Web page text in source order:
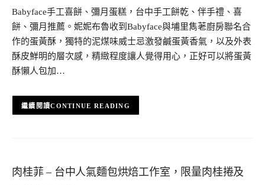
Babyface手工喜餅、彌月蛋糕，台中手工餅乾、伴手禮、喜
餅、彌月推薦。妮妮布魯收到Babyface與埔里雋荖廚房聯名合
作的蛋黃酥，獨特的泥煤味威士忌激發鹹蛋黃香氣，以及外表
酥皮鮮明的層次感，精緻程度讓人覺得用心，正好可以將蛋黃
酥懶人包加…
CONTINUE READING
肉桂菲 – 台中人氣麵包烘焙工作室，限量肉桂捲及